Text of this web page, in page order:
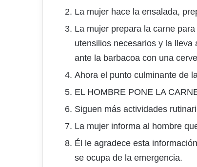
La mujer hace la ensalada,
La mujer prepara la carne
utensilios necesarios y la
ante la barbacoa con una
Ahora el punto culminante de
EL HOMBRE PONE LA
Siguen más actividades
La mujer informa al hombre
Él le agradece esta
se ocupa de la emergencia.